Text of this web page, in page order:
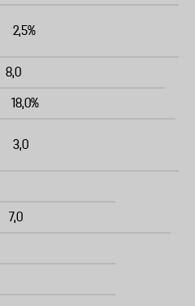
2,5%
8,0
18,0%
3,0
7,0